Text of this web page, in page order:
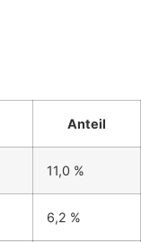
Anteil
11,0 %
6,2 %